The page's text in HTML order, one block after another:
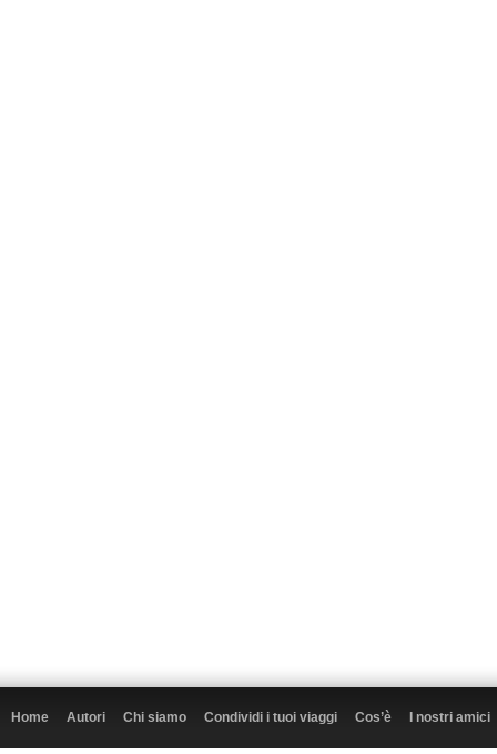
Home Autori Chi siamo Condividi i tuoi viaggi Cos’è I nostri amici